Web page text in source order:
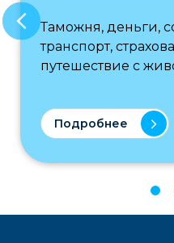
Таможня, деньги,
транспорт,
путешествие с
Подробнее